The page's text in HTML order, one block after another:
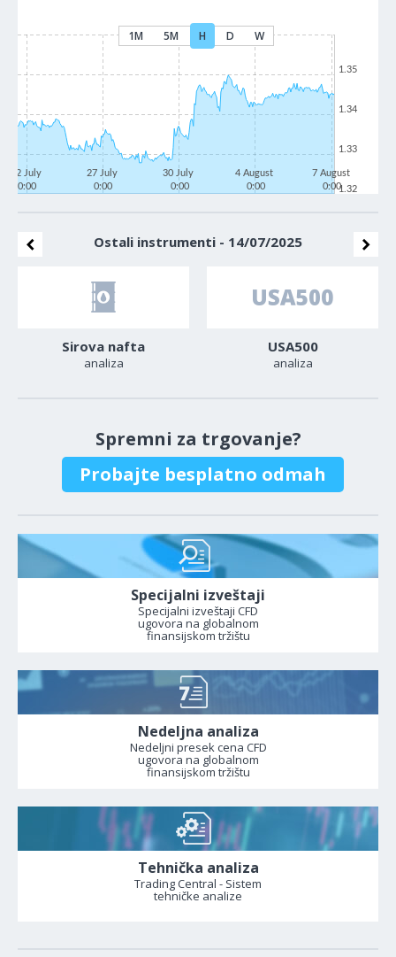
1M 5M H D W
22 July
0:00
27 July
0:00
30 July
0:00
4 August
0:00
7 August
0:001.32
1.33
1.34
1.35
Ostali instrumenti - 14/07/2025
Sirova nafta
analiza
USA500
analiza
Spremni za trgovanje?
Probajte besplatno odmah
Specijalni izveštaji
Specijalni izveštaji CFD
ugovora na globalnom
finansijskom tržištu
Nedeljna analiza
Nedeljni presek cena CFD
ugovora na globalnom
finansijskom tržištu
Tehnička analiza
Trading Central - Sistem
tehničke analize